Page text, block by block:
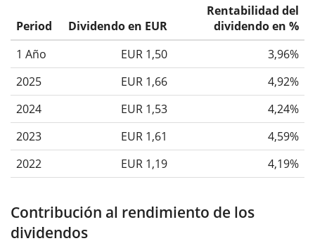
Period Dividendo en EUR
Rentabilidad del
dividendo en %
1 Año
EUR 1,50
3,96%
2025
EUR 1,66
4,92%
2024
EUR 1,53
4,24%
2023
EUR 1,61
4,59%
2022
EUR 1,19 4,19%
Contribución al rendimiento de los
dividendos